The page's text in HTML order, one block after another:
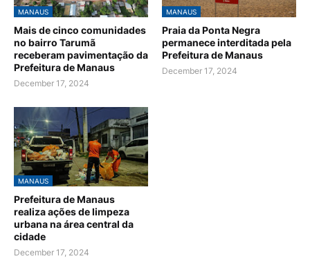
MANAUS
Mais de cinco comunidades
no bairro Tarumã
receberam pavimentação da
Prefeitura de Manaus
December 17, 2024
MANAUS
Praia da Ponta Negra
permanece interditada pela
Prefeitura de Manaus
December 17, 2024
MANAUS
Prefeitura de Manaus
realiza ações de limpeza
urbana na área central da
cidade
December 17, 2024